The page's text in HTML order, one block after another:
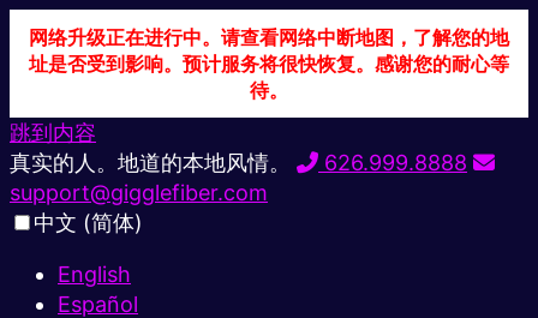
网络升级正在进行中。请查看网络中断地图，了解您的地
址是否受到影响。预计服务将很快恢复。感谢您的耐心等
待。
跳到内容
真实的人。地道的本地风情。
626.999.8888
support@gigglefiber.com
中文 (简体)
English
Español